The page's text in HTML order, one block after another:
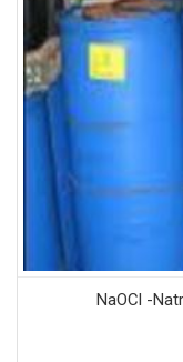
NaOCl -